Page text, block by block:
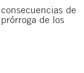
de
de los